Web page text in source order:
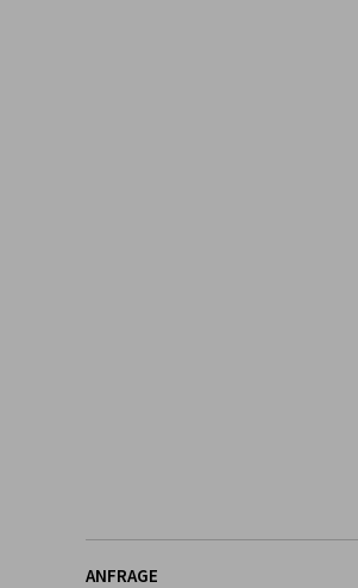
ANFRAGE